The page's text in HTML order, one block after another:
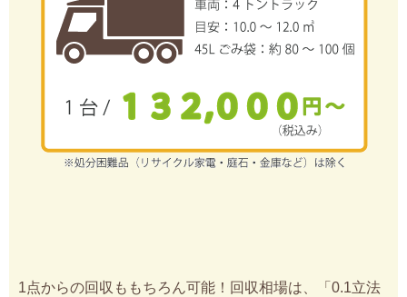
1点からの回収ももちろん可能！回収相場は、「0.1立法